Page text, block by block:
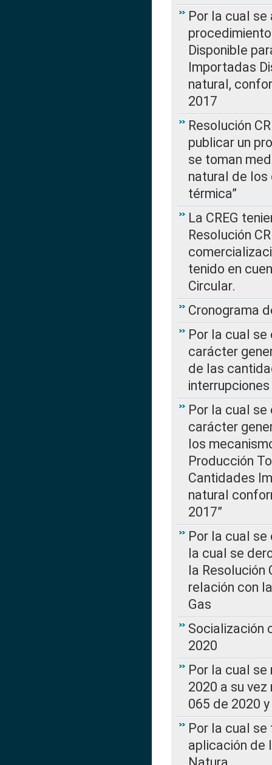
Por la cual
Disponible
Importadas
natural,
2017
Resolución
publicar un
se toman
natural de los
térmica”
La CREG
Resolución
tenido en
Circular.
Cronograma
Por la cual
carácter
de las
Por la cual
carácter
los
Producción
Cantidades
natural
2017”
Por la cual
la cual se
la Resolución
relación con
Gas
Socialización
2020
Por la cual se
2020 a su
065 de 2020
Por la cual
aplicación de